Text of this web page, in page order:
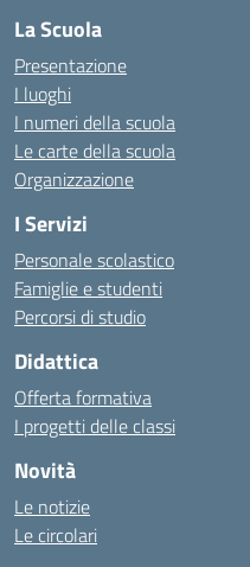
La Scuola
Presentazione
I luoghi
I numeri della scuola
Le carte della scuola
Organizzazione
I Servizi
Personale scolastico
Famiglie e studenti
Percorsi di studio
Didattica
Offerta formativa
I progetti delle classi
Novità
Le notizie
Le circolari